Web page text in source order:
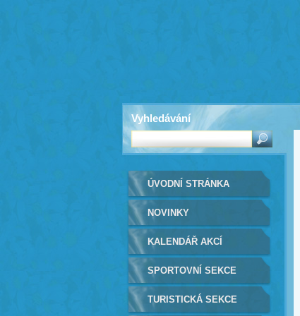
ÚVODNÍ STRÁNKA
NOVINKY
KALENDÁŘ AKCÍ
SPORTOVNÍ SEKCE
TURISTICKÁ SEKCE
Vyhledávání